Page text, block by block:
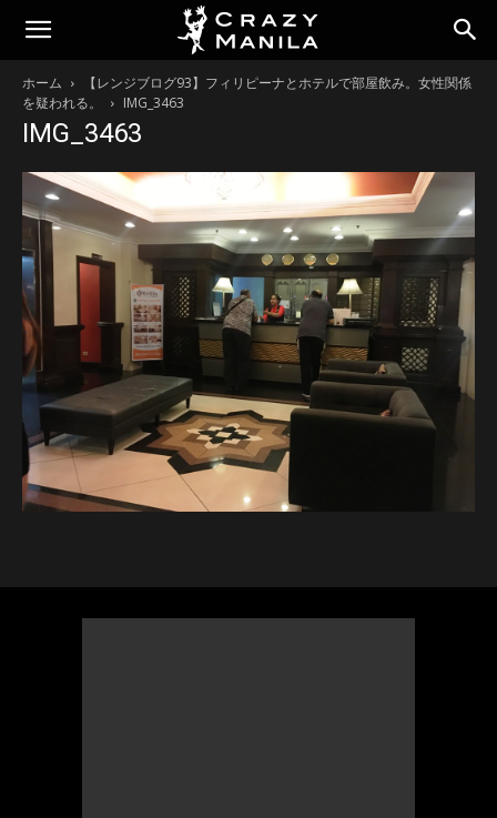
ホーム
【レンジブログ93】フィリピーナとホテルで部屋飲み。女性関係
を疑われる。
IMG_3463
IMG_3463